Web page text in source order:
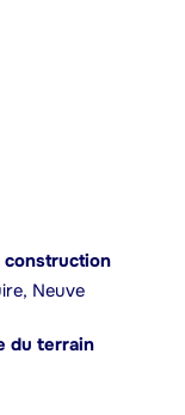
construction
Neuve
du terrain